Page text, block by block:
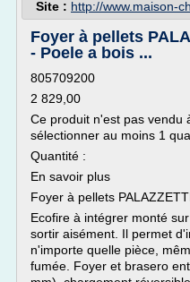
Site : http://www.maison-
Foyer à pellets
- Poele a bois ...
805709200
2 829,00
Ce produit n'est pas vendu
sélectionner au moins 1
Quantité :
En savoir plus
Foyer à pellets
Ecofire à intégrer monté
sortir aisément. Il permet
n'importe quelle pièce,
fumée. Foyer et brasero